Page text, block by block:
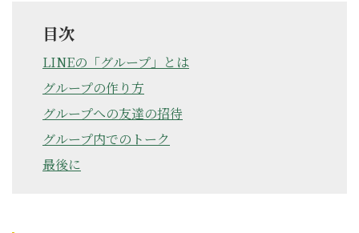
目次
LINEの「グループ」とは
グループの作り方
グループへの友達の招待
グループ内でのトーク
最後に